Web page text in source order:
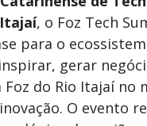
Itajaí, o Foz Tech
para o
gerar
do Rio Itajaí no
O evento